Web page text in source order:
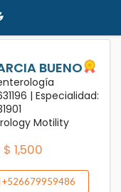
BUENO
| Especialidad:
Motility
$ 1,500
+526679959486